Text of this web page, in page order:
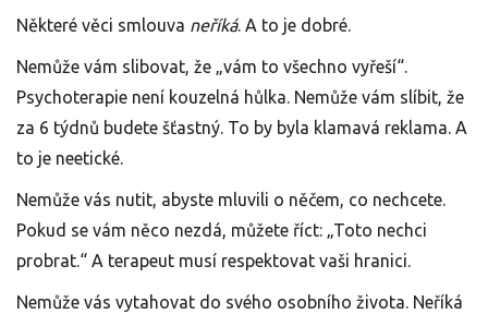
Některé věci smlouva neříká. A to je dobré.
Nemůže vám slibovat, že „vám to všechno vyřeší“.
Psychoterapie není kouzelná hůlka. Nemůže vám slíbit, že
za 6 týdnů budete šťastný. To by byla klamavá reklama. A
to je neetické.
Nemůže vás nutit, abyste mluvili o něčem, co nechcete.
Pokud se vám něco nezdá, můžete říct: „Toto nechci
probrat.“ A terapeut musí respektovat vaši hranici.
Nemůže vás vytahovat do svého osobního života. Neříká